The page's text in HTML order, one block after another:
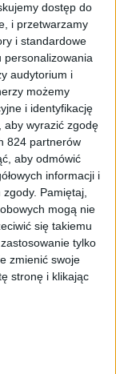
dostęp do
i przetwarzamy
i standardowe
personalizowania
audytorium i
możemy
i identyfikację
aby wyrazić zgodę
824 partnerów
aby odmówić
informacji i
Pamiętaj,
mogą nie
się takiemu
tylko
zmienić swoje
stronę i klikając
i zyskaj